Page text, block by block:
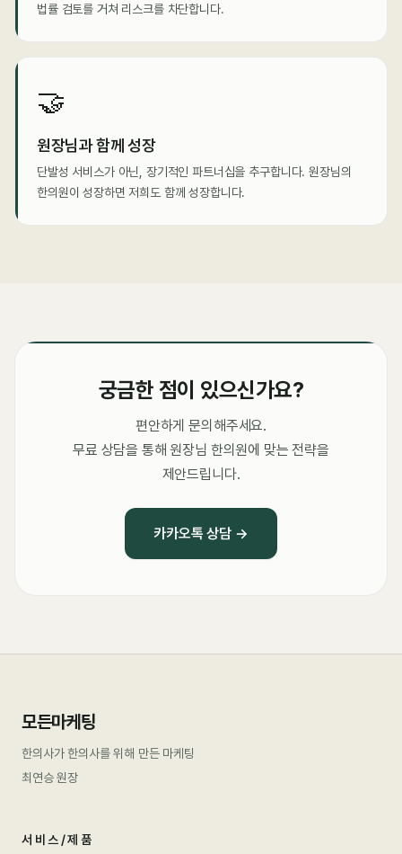
법률 검토를 거쳐 리스크를 차단합니다.
🤝
원장님과 함께 성장
단발성 서비스가 아닌, 장기적인 파트너십을 추구합니다. 원장님의
한의원이 성장하면 저희도 함께 성장합니다.
궁금한 점이 있으신가요?
편안하게 문의해주세요.
무료 상담을 통해 원장님 한의원에 맞는 전략을
제안드립니다.
카카오톡 상담 →
모든마케팅
한의사가 한의사를 위해 만든 마케팅
최연승 원장
서비스/제품